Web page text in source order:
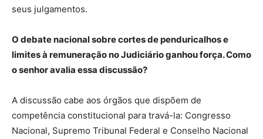
seus julgamentos.
O debate nacional sobre cortes de penduricalhos e
limites à remuneração no Judiciário ganhou força. Como
o senhor avalia essa discussão?
A discussão cabe aos órgãos que dispõem de
competência constitucional para travá-la: Congresso
Nacional, Supremo Tribunal Federal e Conselho Nacional